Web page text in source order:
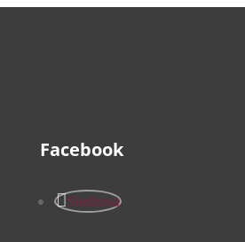
Facebook
Sledova